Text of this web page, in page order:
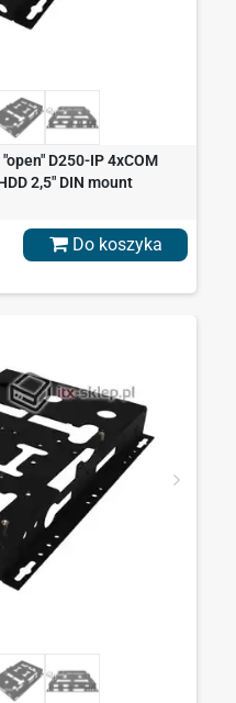
D250-IP 4xCOM
2,5" DIN mount
Do koszyka